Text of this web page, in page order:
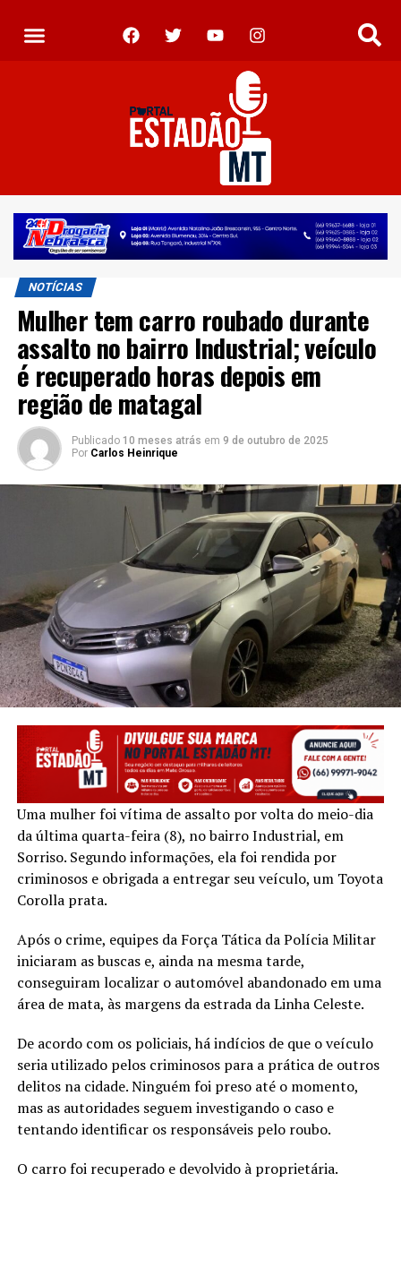
NOTÍCIAS
Mulher tem carro roubado durante
assalto no bairro Industrial; veículo
é recuperado horas depois em
região de matagal
Publicado 10 meses atrás em 9 de outubro de 2025
Por Carlos Heinrique
Uma mulher foi vítima de assalto por volta do meio-dia
da última quarta-feira (8), no bairro Industrial, em
Sorriso. Segundo informações, ela foi rendida por
criminosos e obrigada a entregar seu veículo, um Toyota
Corolla prata.
Após o crime, equipes da Força Tática da Polícia Militar
iniciaram as buscas e, ainda na mesma tarde,
conseguiram localizar o automóvel abandonado em uma
área de mata, às margens da estrada da Linha Celeste.
De acordo com os policiais, há indícios de que o veículo
seria utilizado pelos criminosos para a prática de outros
delitos na cidade. Ninguém foi preso até o momento,
mas as autoridades seguem investigando o caso e
tentando identificar os responsáveis pelo roubo.
O carro foi recuperado e devolvido à proprietária.